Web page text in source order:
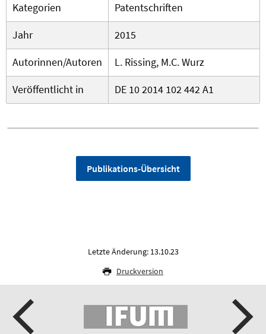
Kategorien
Patentschriften
Jahr
2015
Autorinnen/Autoren
L. Rissing, M.C. Wurz
Veröffentlicht in
DE 10 2014 102 442 A1
Publikations-Übersicht
Letzte Änderung: 13.10.23
Druckversion